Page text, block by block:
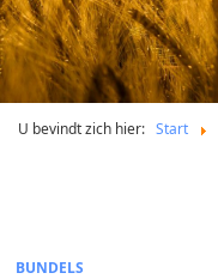
U bevindt zich hier: Start
BUNDELS